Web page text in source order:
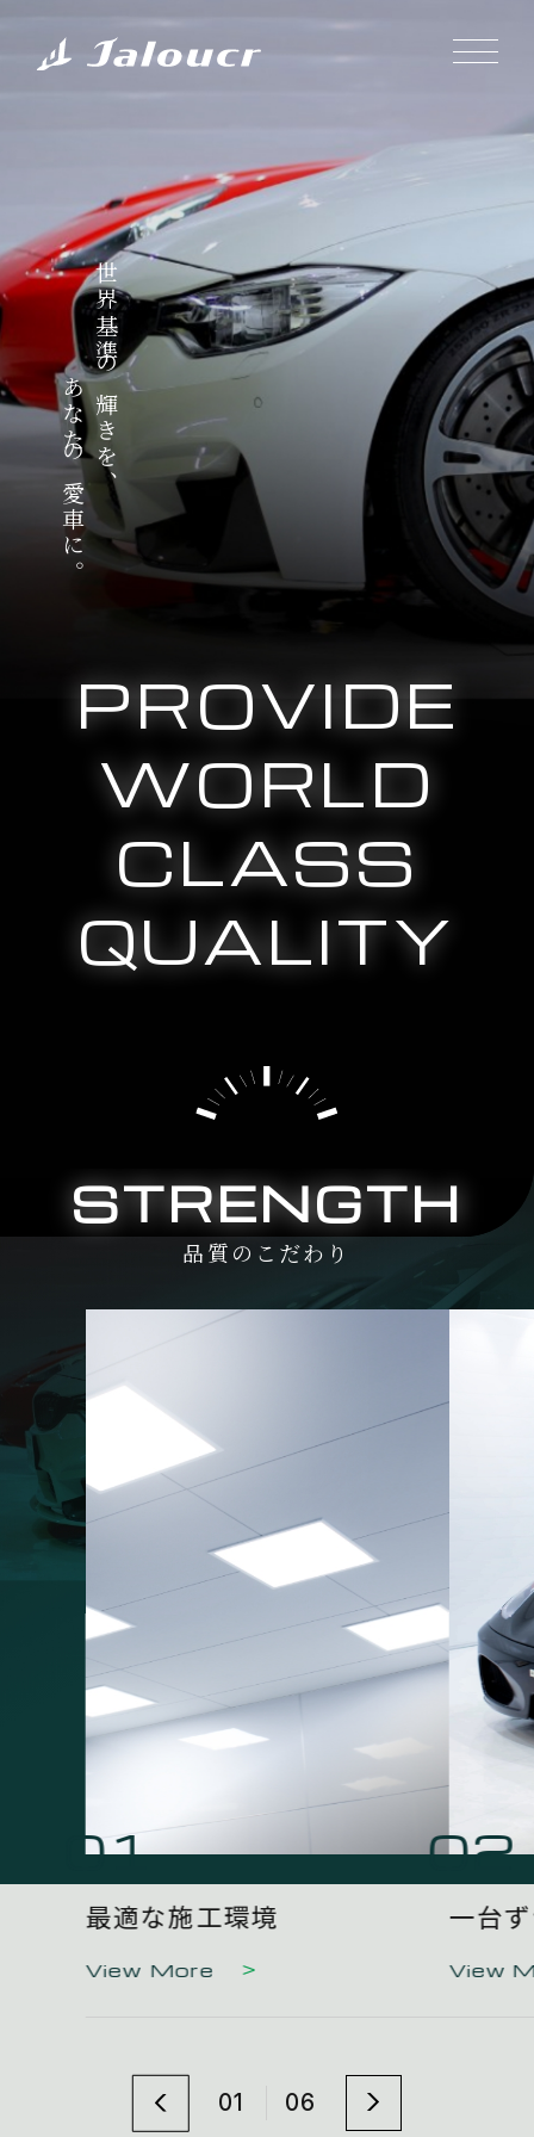
世界基準の輝きを、
あなたの愛車に。
PROVIDE
WORLD
CLASS
QUALITY
STRENGTH
品質のこだわり
01 06
01
最適な施工環境
View More
02
一台
View